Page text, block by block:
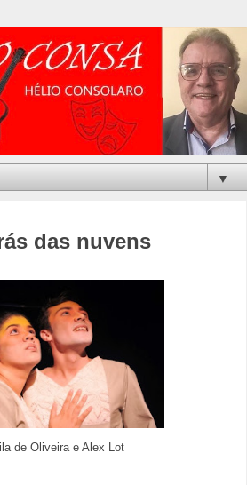
▼
das nuvens
de Oliveira e Alex Lot